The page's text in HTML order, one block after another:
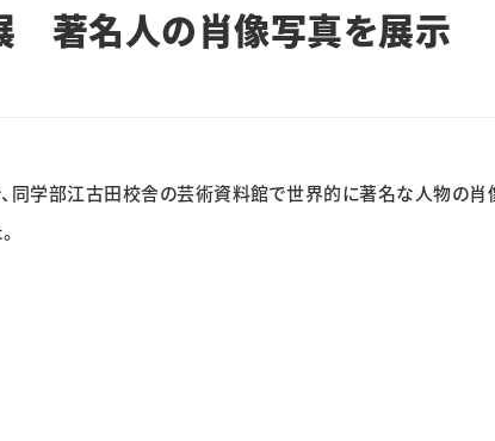
著名人の肖像写真を展示
同学部江古田校舎の芸術資料館で世界的に著名な人物の